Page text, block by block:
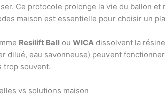
Ce protocole prolonge la vie du ballon et
maison est essentielle pour choisir un
Resilift Ball ou WICA dissolvent la
dilué, eau savonneuse) peuvent
trop souvent.
vs solutions maison